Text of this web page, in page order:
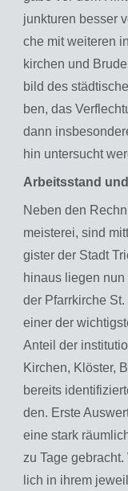
junk­tu­ren bes­ser
che mit wei­te­ren
kir­chen und
bild des
ben, das
dann
hin un­ter­sucht
Ar­beits­stand
Neben den
meis­te­rei, sind
gis­ter der Stadt
hin­aus lie­gen
der Pfarr­kir­che
einer der
An­teil der
Kir­chen, Klös­ter,
be­reits
den. Erste
eine stark
zu Tage
lich in ihrem